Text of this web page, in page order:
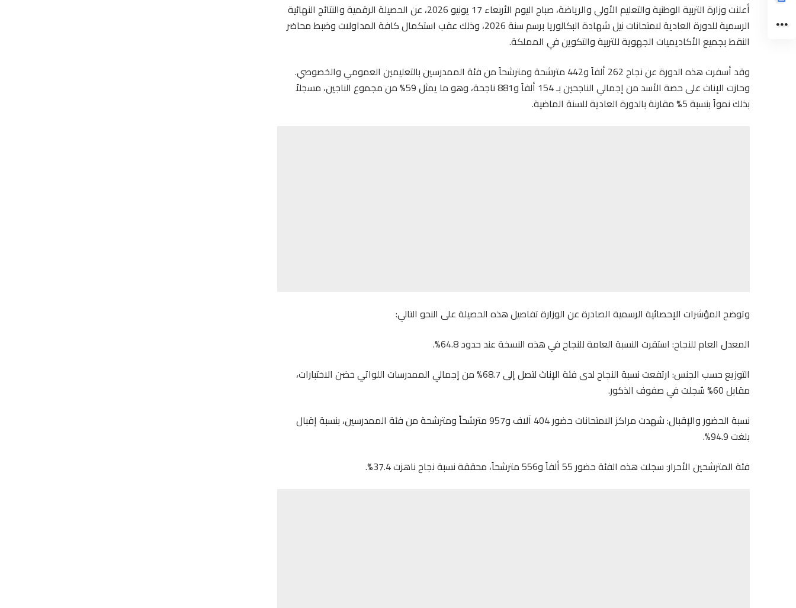
أعلنت وزارة التربية الوطنية والتعليم الأولي والرياضة، صباح اليوم الأربعاء 17 يونيو 2026، عن الحصيلة الرقمية والنتائج النهائية
الرسمية للدورة العادية لامتحانات نيل شهادة البكالوريا برسم سنة 2026، وذلك عقب استكمال كافة المداولات وضبط محاضر
النقط بجميع الأكاديميات الجهوية للتربية والتكوين في المملكة.
وقد أسفرت هذه الدورة عن نجاح 262 ألفاً و442 مترشحة ومترشحاً من فئة الممدرسين بالتعليمين العمومي والخصوصي.
وحازت الإناث على حصة الأسد من إجمالي الناجحين بـ 154 ألفاً و881 ناجحة، وهو ما يمثل 59% من مجموع الناجين، مسجلاً
بذلك نمواً بنسبة 5% مقارنة بالدورة العادية للسنة الماضية.
وتوضح المؤشرات الإحصائية الرسمية الصادرة عن الوزارة تفاصيل هذه الحصيلة على النحو التالي:
المعدل العام للنجاح: استقرت النسبة العامة للنجاح في هذه النسخة عند حدود 64.8%.
التوزيع حسب الجنس: ارتفعت نسبة النجاح لدى فئة الإناث لتصل إلى 68.7% من إجمالي الممدرسات اللواتي خضن الاختبارات،
مقابل 60% سُجلت في صفوف الذكور.
نسبة الحضور والإقبال: شهدت مراكز الامتحانات حضور 404 آلاف و957 مترشحاً ومترشحة من فئة الممدرسين، بنسبة إقبال
بلغت 94.9%.
فئة المترشحين الأحرار: سجلت هذه الفئة حضور 55 ألفاً و556 مترشحاً، محققة نسبة نجاح ناهزت 37.4%.